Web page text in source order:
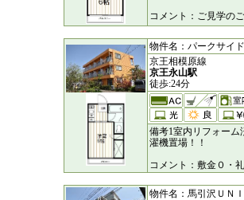
コメント：ご見学の
物件名：パークサイ
京王相模原線
京王永山駅
徒歩:24分
備考1室内リフォー
濯機置場！！
コメント：敷金０・
物件名：馬引沢ＵＮ